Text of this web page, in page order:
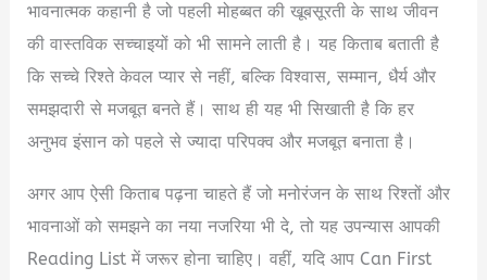
भावनात्मक कहानी है जो पहली मोहब्बत की खूबसूरती के साथ जीवन
की वास्तविक सच्चाइयों को भी सामने लाती है। यह किताब बताती है
कि सच्चे रिश्ते केवल प्यार से नहीं, बल्कि विश्वास, सम्मान, धैर्य और
समझदारी से मजबूत बनते हैं। साथ ही यह भी सिखाती है कि हर
अनुभव इंसान को पहले से ज्यादा परिपक्व और मजबूत बनाता है।
अगर आप ऐसी किताब पढ़ना चाहते हैं जो मनोरंजन के साथ रिश्तों और
भावनाओं को समझने का नया नजरिया भी दे, तो यह उपन्यास आपकी
Reading List में जरूर होना चाहिए। वहीं, यदि आप Can First